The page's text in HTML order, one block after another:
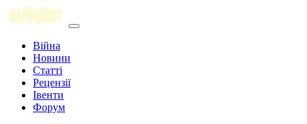
Війна
Новини
Статті
Рецензії
Івенти
Форум